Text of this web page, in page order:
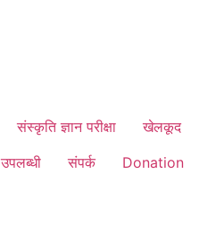
संस्कृति ज्ञान परीक्षा
खेलकूद
उपलब्धी संपर्क
Donation